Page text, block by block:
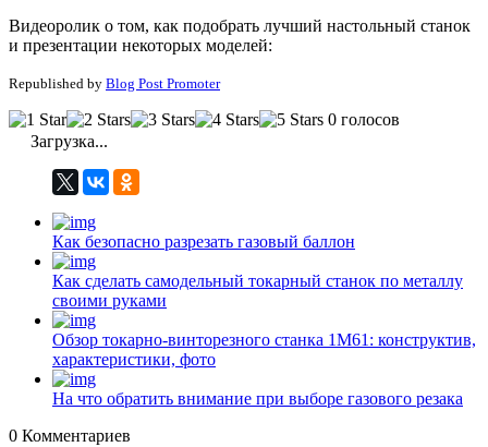
Видеоролик о том, как подобрать лучший настольный станок
и презентации некоторых моделей:
Republished by Blog Post Promoter
0 голосов
Загрузка...
Как безопасно разрезать газовый баллон
Как сделать самодельный токарный станок по металлу
своими руками
Обзор токарно-винторезного станка 1М61: конструктив,
характеристики, фото
На что обратить внимание при выборе газового резака
0 Комментариев